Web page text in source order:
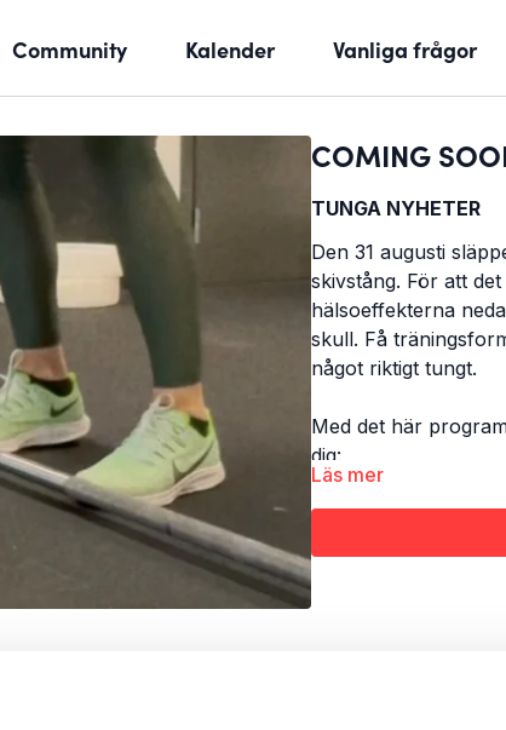
Community Kalender Vanliga frågor
COMING
TUNGA NYHETER
Den 31 augusti
skivstång. För att
hälsoeffekterna
skull. Få
något riktigt tungt.
Med det här
dig:
enkelheten i ett
Och det fina är att
skivstång eller till
Läs mer